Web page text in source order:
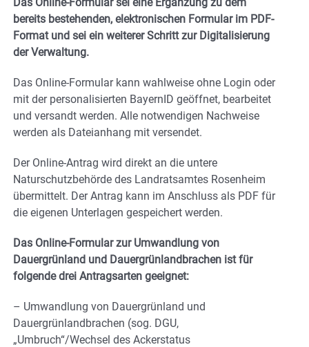
bereits bestehenden, elektronischen Formular im PDF-
Format und sei ein weiterer Schritt zur Digitalisierung
der Verwaltung.
Das Online-Formular kann wahlweise ohne Login oder
mit der personalisierten BayernID geöffnet, bearbeitet
und versandt werden. Alle notwendigen Nachweise
werden als Dateianhang mit versendet.
Der Online-Antrag wird direkt an die untere
Naturschutzbehörde des Landratsamtes Rosenheim
übermittelt. Der Antrag kann im Anschluss als PDF für
die eigenen Unterlagen gespeichert werden.
Das Online-Formular zur Umwandlung von
Dauergrünland und Dauergrünlandbrachen ist für
folgende drei Antragsarten geeignet:
– Umwandlung von Dauergrünland und
Dauergrünlandbrachen (sog. DGU,
„Umbruch“/Wechsel des Ackerstatus